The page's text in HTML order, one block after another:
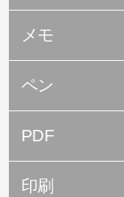
メモ
ペン
PDF
印刷